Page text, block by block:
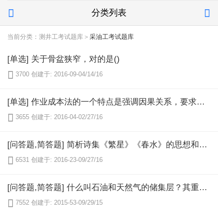
 分类列表 
当前分类：测井工考试题库＞ 采油工考试题库
[单选] 关于骨盆狭窄，对的是()
 3700 创建于: 2016-09-04/14/16
[单选] 作业成本法的一个特点是强调因果关系，要求在成本分配中尽量避免使用（）
 3655 创建于: 2016-04-02/27/16
[问答题,简答题] 简析诗集《繁星》《春水》的思想和形式（小诗体：冰心、宗白华）
 6531 创建于: 2016-23-09/27/16
[问答题,简答题] 什么叫石油和天然气的储集层？其重要性质指的是什么？
 7552 创建于: 2015-53-09/29/15